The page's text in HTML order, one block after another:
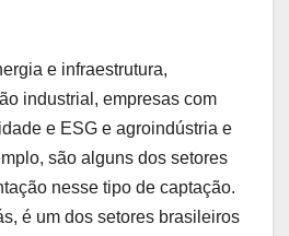
e infraestrutura,
industrial, empresas com
e ESG e agroindústria e
são alguns dos setores
nesse tipo de captação.
é um dos setores brasileiros